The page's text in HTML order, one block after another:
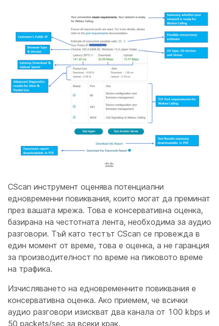
CScan инструмент оценява потенциални
едновременни повиквания, които могат да преминат
през вашата мрежа. Това е консервативна оценка,
базирана на честотната лента, необходима за аудио
разговори. Тъй като тестът CScan се провежда в
един момент от време, това е оценка, а не гаранция
за производителност по време на пиковото време
на трафика.
Изчисляването на едновременните повиквания е
консервативна оценка. Ако приемем, че всички
аудио разговори изискват два канала от 100 kbps и
50 packets/sec за всеки крак.